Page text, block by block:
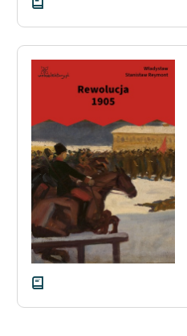
Ręce pełne poezji
Kolekcje edukacyjne
twórców przechodzących
do domeny publicznej,
lektur szkolnych oraz
Starego Testamentu
Odkurzamy bohaterów
Szkoła Poezji Wolnych
Lektur
O nas
Kontakt